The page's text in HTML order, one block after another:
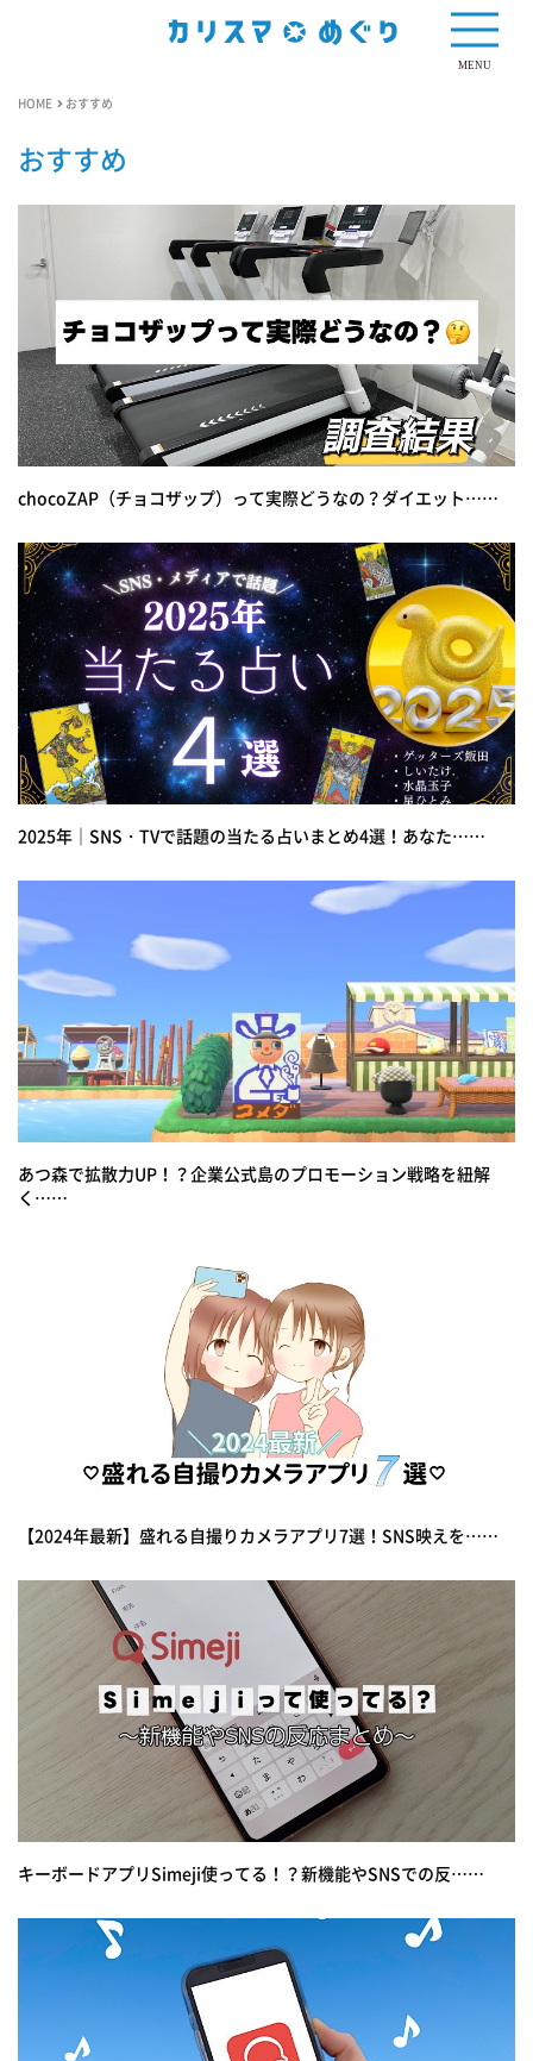
MENU
HOME おすすめ
おすすめ
chocoZAP（チョコザップ）って実際どうなの？ダイエット……
2025年｜SNS・TVで話題の当たる占いまとめ4選！あなた……
あつ森で拡散力UP！？企業公式島のプロモーション戦略を紐解
く……
【2024年最新】盛れる自撮りカメラアプリ7選！SNS映えを……
キーボードアプリSimeji使ってる！？新機能やSNSでの反……